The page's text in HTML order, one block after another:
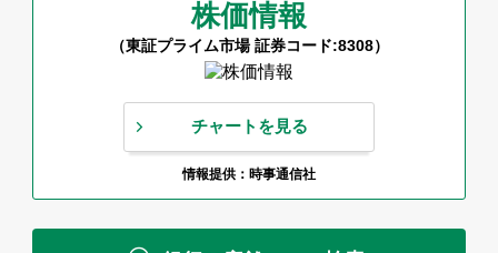
株価情報
（東証プライム市場 証券コード:8308）
チャートを見る
情報提供：時事通信社